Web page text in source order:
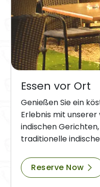
Essen vor Ort
Genießen Sie ein
Erlebnis mit
indischen
traditionelle
Reserve Now